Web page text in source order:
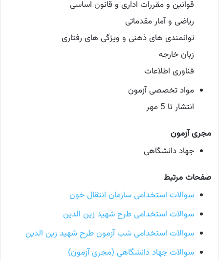
قوانین و مقررات اداری و قانون اساسی
ریاضی و آمار مقدماتی
توانمندی های ذهنی و ویژگی های رفتاری
زبان خارجه
فناوری اطلاعات
مواد تخصصی آزمون
انتشار تا 5 مهر
مجری آزمون
جهاد دانشگاهی
صفحات مرتبط
سوالات استخدامی سازمان انتقال خون
سوالات استخدامی طرح شهید زین الدین
سوالات استخدامی شب آزمون طرح شهید زین الدین
سوالات جهاد دانشگاهی (مجری آزمون)